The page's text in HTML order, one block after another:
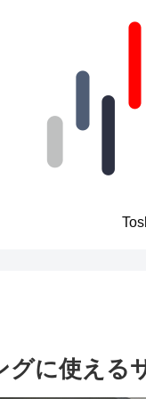
グに使える